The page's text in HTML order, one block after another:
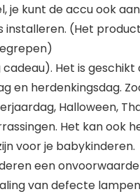
je kunt de accu ook
installeren. (Het
Het is geschikt
en herdenkingsdag.
Halloween,
Het kan ook
voor je babykinderen.
een
van defecte